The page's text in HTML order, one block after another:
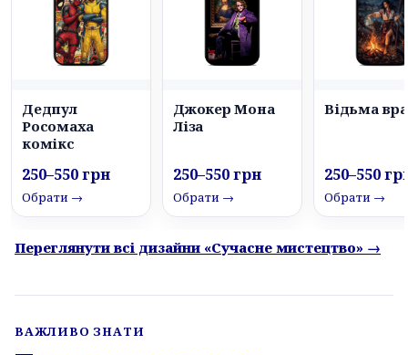
Дедпул
Росомаха
комікс
250–550 грн
Обрати →
Джокер Мона
Ліза
250–550 грн
Обрати →
Відьма
250–550
Обрати →
Переглянути всі дизайни «Сучасне мистецтво» →
ВАЖЛИВО ЗНАТИ